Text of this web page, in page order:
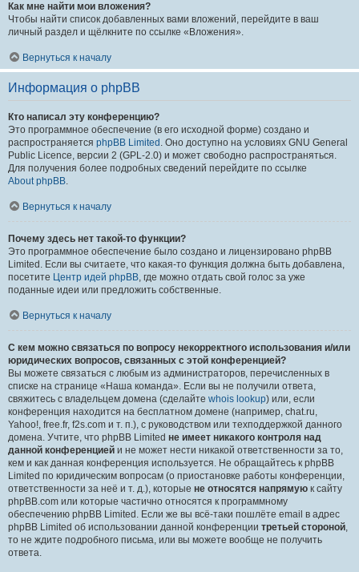
Как мне найти мои вложения?
Чтобы найти список добавленных вами вложений, перейдите в ваш
личный раздел и щёлкните по ссылке «Вложения».
Вернуться к началу
Информация о phpBB
Кто написал эту конференцию?
Это программное обеспечение (в его исходной форме) создано и
распространяется phpBB Limited . Оно доступно на условиях GNU General
Public Licence, версии 2 (GPL-2.0) и может свободно распространяться.
Для получения более подробных сведений перейдите по ссылке
About phpBB.
Вернуться к началу
Почему здесь нет такой-то функции?
Это программное обеспечение было создано и лицензировано phpBB
Limited. Если вы считаете, что какая-то функция должна быть добавлена,
посетите Центр идей phpBB, где можно отдать свой голос за уже
поданные идеи или предложить собственные.
Вернуться к началу
С кем можно связаться по вопросу некорректного использования и/или
юридических вопросов, связанных с этой конференцией?
Вы можете связаться с любым из администраторов, перечисленных в
списке на странице «Наша команда». Если вы не получили ответа,
свяжитесь с владельцем домена (сделайте whois lookup) или, если
конференция находится на бесплатном домене (например, chat.ru,
Yahoo!, free.fr, f2s.com и т. п.), с руководством или техподдержкой данного
домена. Учтите, что phpBB Limited не имеет никакого контроля над
данной конференцией и не может нести никакой ответственности за то,
кем и как данная конференция используется. Не обращайтесь к phpBB
Limited по юридическим вопросам (о приостановке работы конференции,
ответственности за неё и т. д.), которые не относятся напрямую к сайту
phpBB.com или которые частично относятся к программному
обеспечению phpBB Limited. Если же вы всё-таки пошлёте email в адрес
phpBB Limited об использовании данной конференции третьей стороной,
то не ждите подробного письма, или вы можете вообще не получить
ответа.